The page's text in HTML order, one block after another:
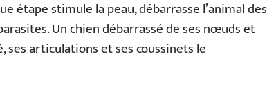
étape stimule la peau, débarrasse l’animal des
Un chien débarrassé de ses nœuds et
articulations et ses coussinets le